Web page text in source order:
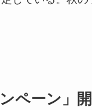
ペーン」